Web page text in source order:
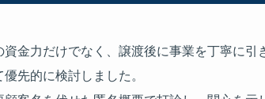
金力だけでなく、譲渡後に事業を丁寧に
先的に検討しました。